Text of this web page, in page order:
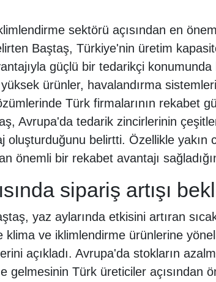
sektörü açısından en
Baştaş, Türkiye'nin üretim
güçlü bir tedarikçi konumunda
ürünler, havalandırma
Türk firmalarının rekabet
Avrupa'da tedarik zincirlerinin
oluşturduğunu belirtti. Özellikle yakın
önemli bir rekabet avantajı
sipariş artışı
yaz aylarında etkisini artıran
klima ve iklimlendirme ürünlerine
açıkladı. Avrupa'da stokların
gelmesinin Türk üreticiler açısından